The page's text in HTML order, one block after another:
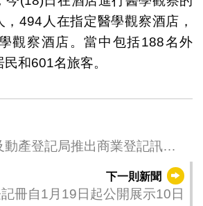
，494人在指定醫學觀察酒店，
觀察酒店。當中包括188名外
和601名旅客。
產登記局推出商業登記訊息
下一則新聞
冊自1月19日起公開展示10日